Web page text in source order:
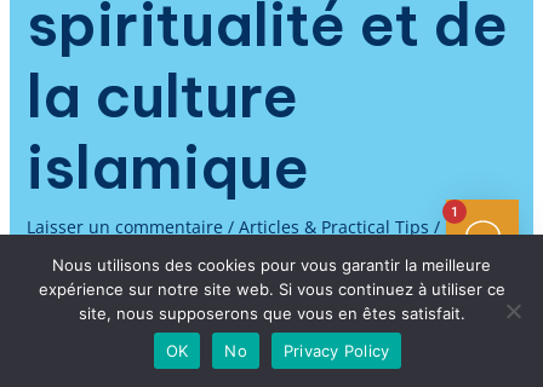
spiritualité et de
la culture
islamique
Laisser un commentaire / Articles & Practical Tips / Par
Apprendre l’arabe, c’est ouvrir la porte à un monde de
saveurs, de traditions et de spiritualité partagées, bien au-
delà des lettres du Coran ou des paroles sacrées de la
Nous utilisons des cookies pour vous garantir la meilleure
expérience sur notre site web. Si vous continuez à utiliser ce
site, nous supposerons que vous en êtes satisfait.
OK
No Privacy Policy
1